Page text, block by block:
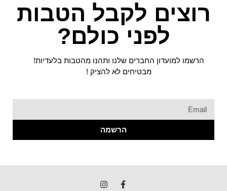
רוצים לקבל הטבות
לפני כולם?
הרשמו למועדון החברים שלנו ותהנו מהטבות בלעדיות!
מבטיחים לא להציק !
הרשמה